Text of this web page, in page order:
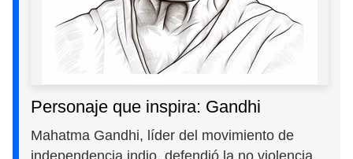
Personaje que inspira: Gandhi
Mahatma Gandhi, líder del movimiento de